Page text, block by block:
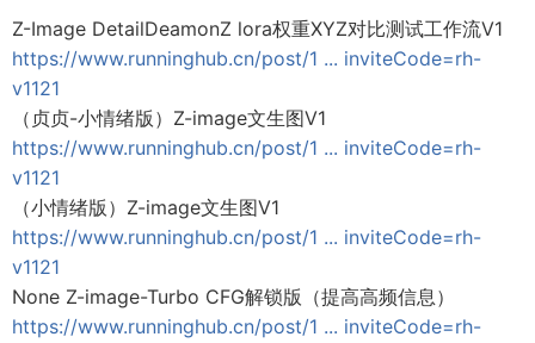
Z-Image DetailDeamonZ lora权重XYZ对比测试工作流V1
https://www.runninghub.cn/post/1 ... inviteCode=rh-
v1121
（贞贞-小情绪版）Z-image文生图V1
https://www.runninghub.cn/post/1 ... inviteCode=rh-
v1121
（小情绪版）Z-image文生图V1
https://www.runninghub.cn/post/1 ... inviteCode=rh-
v1121
None Z-image-Turbo CFG解锁版（提高高频信息）
https://www.runninghub.cn/post/1 ... inviteCode=rh-